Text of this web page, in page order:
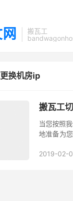
搬瓦工
换机房ip
搬瓦工
当您按照
地准备为
2019-02-